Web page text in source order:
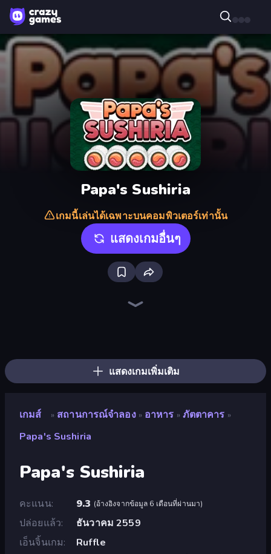
Papa's Sushiria
เกมนี้เล่นได้เฉพาะบนคอมพิวเตอร์เท่านั้น
แสดงเกมอื่นๆ
แสดงเกมเพิ่มเติม
เกมส์ » สถานการณ์จำลอง » อาหาร » ภัตตาคาร »
Papa's Sushiria
Papa's Sushiria
คะแนน 9.3 (อ้างอิงจากข้อมูล 6 เดือนที่ผ่านมา)
ปล่อยแล้ว
ธันวาคม 2559
เอ็นจิ้นเกม
Ruffle